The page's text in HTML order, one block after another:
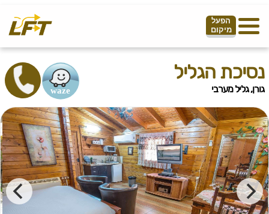
הפעל
מיקום
נסיכת הגליל
גורן, גליל מערבי